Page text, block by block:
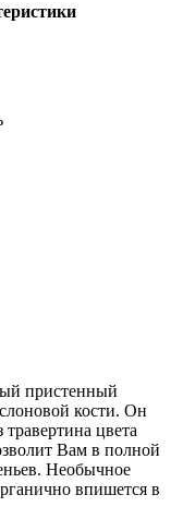
пристенный
кости. Он
цвета
Вам в полной
Необычное
впишется в